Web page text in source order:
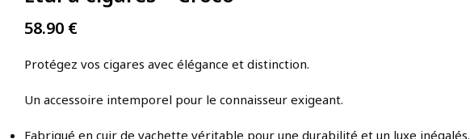
58.90 €
Protégez vos cigares avec élégance et distinction.
Un accessoire intemporel pour le connaisseur exigeant.
Fabriqué en cuir de vachette véritable pour une durabilité et un luxe inégalés.